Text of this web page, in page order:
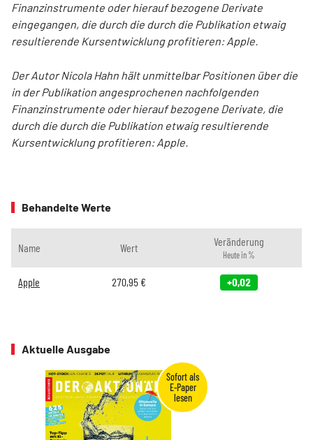
Finanzinstrumente oder hierauf bezogene Derivate
eingegangen, die durch die durch die Publikation etwaig
resultierende Kursentwicklung profitieren: Apple.
Der Autor Nicola Hahn hält unmittelbar Positionen über die
in der Publikation angesprochenen nachfolgenden
Finanzinstrumente oder hierauf bezogene Derivate, die
durch die durch die Publikation etwaig resultierende
Kursentwicklung profitieren: Apple.
Behandelte Werte
Name Wert Veränderung
Heute in %
Apple 270,95 € +0,02
Aktuelle Ausgabe